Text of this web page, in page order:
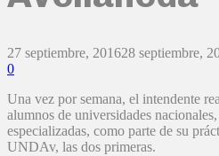
27 septiembre, 201628 septiembre,
0
Una vez por semana, el intendente
alumnos de universidades
especializadas, como parte de su
UNDAv, las dos primeras.